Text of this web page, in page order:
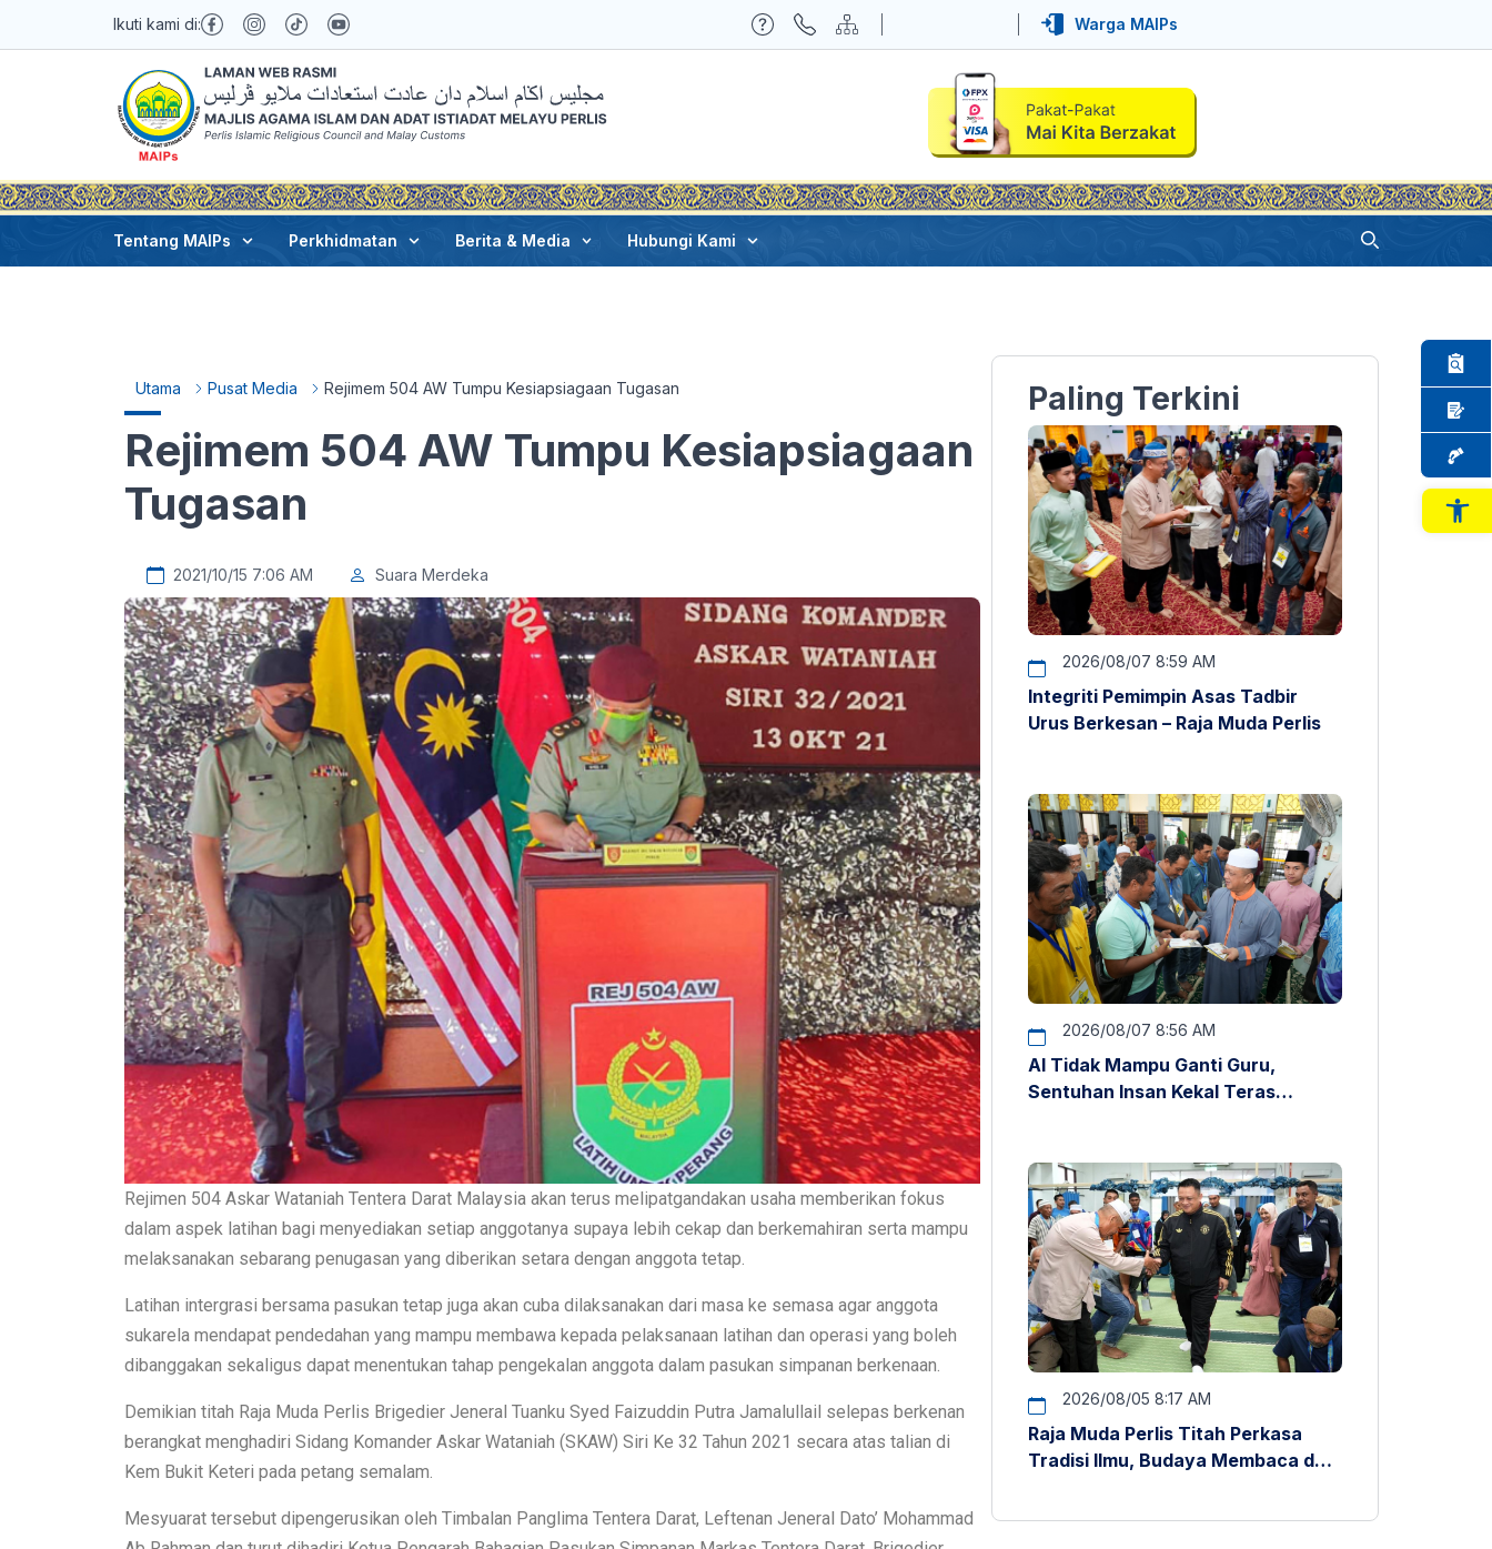
Ikuti kami di: Warga MAIPs
Tentang MAIPs Perkhidmatan Berita & Media Hubungi Kami
Utama Pusat Media Rejimem 504 AW Tumpu Kesiapsiagaan Tugasan
Rejimem 504 AW Tumpu Kesiapsiagaan
Tugasan
2021/10/15 7:06 AM Suara Merdeka
Rejimen 504 Askar Wataniah Tentera Darat Malaysia akan terus melipatgandakan usaha memberikan fokus
dalam aspek latihan bagi menyediakan setiap anggotanya supaya lebih cekap dan berkemahiran serta mampu
melaksanakan sebarang penugasan yang diberikan setara dengan anggota tetap.
Latihan intergrasi bersama pasukan tetap juga akan cuba dilaksanakan dari masa ke semasa agar anggota
sukarela mendapat pendedahan yang mampu membawa kepada pelaksanaan latihan dan operasi yang boleh
dibanggakan sekaligus dapat menentukan tahap pengekalan anggota dalam pasukan simpanan berkenaan.
Demikian titah Raja Muda Perlis Brigedier Jeneral Tuanku Syed Faizuddin Putra Jamalullail selepas berkenan
berangkat menghadiri Sidang Komander Askar Wataniah (SKAW) Siri Ke 32 Tahun 2021 secara atas talian di
Kem Bukit Keteri pada petang semalam.
Mesyuarat tersebut dipengerusikan oleh Timbalan Panglima Tentera Darat, Leftenan Jeneral Dato’ Mohammad
Paling Terkini
2026/08/07 8:59 AM
Integriti Pemimpin Asas Tadbir
Urus Berkesan – Raja Muda Perlis
2026/08/07 8:56 AM
AI Tidak Mampu Ganti Guru,
Sentuhan Insan Kekal Teras
2026/08/05 8:17 AM
Raja Muda Perlis Titah Perkasa
Tradisi Ilmu, Budaya Membaca dan